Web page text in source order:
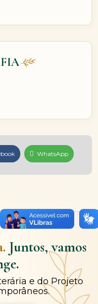
WhatsApp
Juntos, vamos
e do Projeto